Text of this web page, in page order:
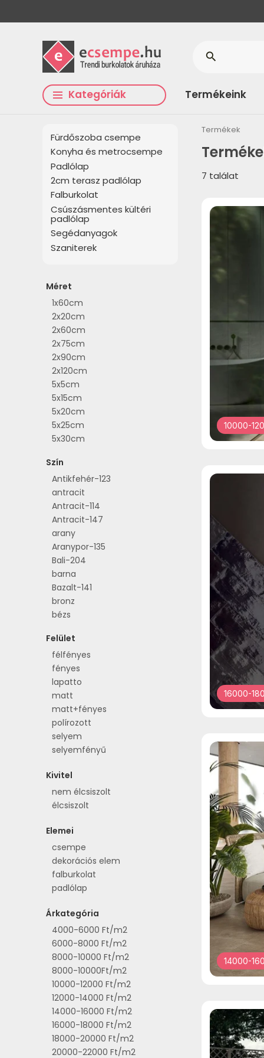
Kategóriák Termékeink
search
Fürdőszoba csempe
Konyha és metrocsempe
Padlólap
2cm terasz padlólap
Falburkolat
Csúszásmentes kültéri
padlólap
Segédanyagok
Szaniterek
Méret
1x60cm
2x20cm
2x60cm
2x75cm
2x90cm
2x120cm
5x5cm
5x15cm
5x20cm
5x25cm
5x30cm
5x90cm
6,5x30cm
6,5x40cm
6x20cm
6x25cm
6x30cm
6x60cm
7,5x15cm
7,5x30cm
7x25cm
7x30cm
8x25cm
9x40cm
10x10cm
10x12cm
10x20cm
10x30cm
10x50cm
10x60cm
10x70cm
11,8x5,6x7,5cm
11x55cm
11x60cm
12,5x12,5cm
12x12cm
12x30cm
12x60cm
13x13cm
15,7x2,6x11,7cm
15x30cm
15x45cm
15x60cm
15x80cm
15x90cm
15x120cm
16,5x100cm
16,6x4,8x10,2cm
16x15cm
17,1x3,5x11,8cm
17,5x20cm
Szín
Antikfehér-123
antracit
Antracit-114
Antracit-147
arany
Aranypor-135
Bali-204
barna
Bazalt-141
bronz
bézs
bézs-krém
Cementszürke-113
Cementszürke-129
ezüst
Ezüstszürke-105
Ezüstszürke-111
fehér
Fehér-100
fekete
Fekete-150
fekete-antracit
fekete-fehér
Gesztenye-142
Holdfehér-103
Homok-133
Jegesszürke-127
Jázmin-130
Karamell-187
Karibi homok-137
Kastélyszürke-125
króm
kék
Középszürke-112
lila
Londonszürke-119
Manhattan-110
Manhattan-111
metál szürke
Felület
félfényes
fényes
lapatto
matt
matt+fényes
polírozott
selyem
selyemfényű
Kivitel
nem élcsiszolt
élcsiszolt
Elemei
csempe
dekorációs elem
falburkolat
padlólap
Árkategória
4000-6000 Ft/m2
6000-8000 Ft/m2
8000-10000 Ft/m2
8000-10000Ft/m2
10000-12000 Ft/m2
12000-14000 Ft/m2
14000-16000 Ft/m2
16000-18000 Ft/m2
18000-20000 Ft/m2
20000-22000 Ft/m2
Termékek
7 találat
10000-
16000-
14000-